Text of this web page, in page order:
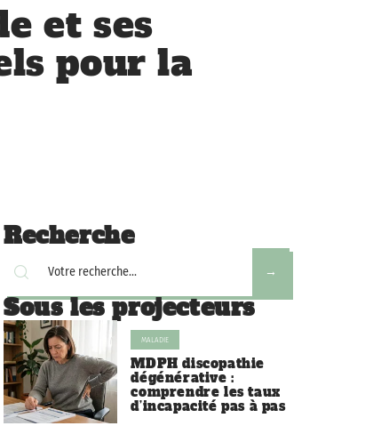
et ses
pour la
Recherche
Sous les projecteurs
MALADIE
MDPH discopathie
dégénérative :
comprendre les taux
d’incapacité pas à pas